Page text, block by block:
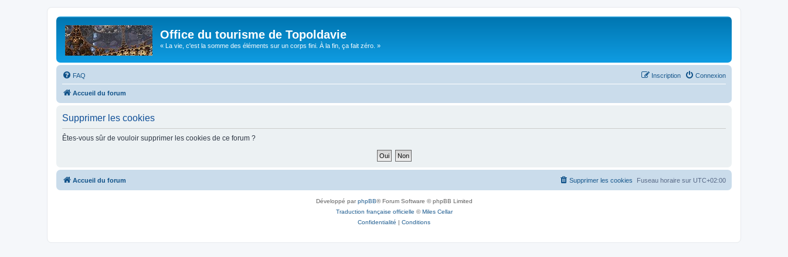
Office du tourisme de Topoldavie
« La vie, c'est la somme des éléments sur un corps fini. À la fin, ça fait zéro. »
FAQ Connexion
Inscription
Accueil du forum
Supprimer les cookies
Êtes-vous sûr de vouloir supprimer les cookies de ce forum ?
Accueil du forum Fuseau horaire sur UTC+02:00
Supprimer les cookies
Développé parphpBB® Forum Software © phpBB Limited
Traduction française officielle ©Miles Cellar
Confidentialité | Conditions